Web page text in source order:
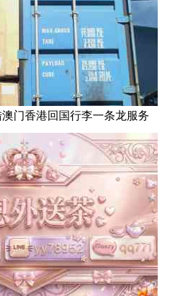
门香港回国行李一条龙服务